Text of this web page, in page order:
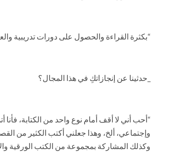
“بكثرة القراءة والحصول على دورات تدريبية
_حدثينا عن إنجازاتكِ في هذا المجال؟
“أحب أني لا أقف أمام نوع واحد من الكتابة،
وإجتماعي، ألخ، وهذا جعلني أكتب الكثير من
وكذلك المشاركة بمجموعة من الكتب الورقية